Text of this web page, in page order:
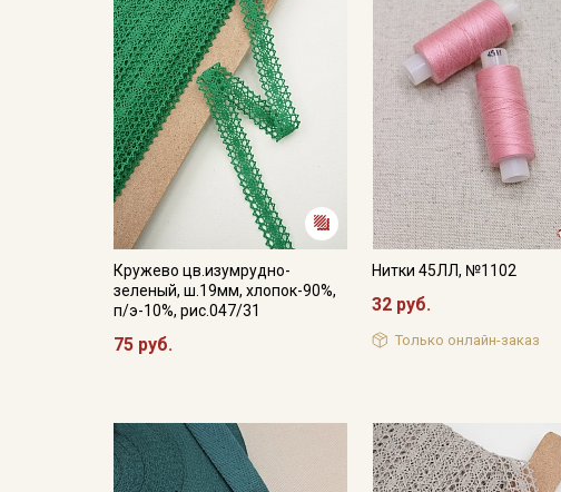
Кружево цв.изумрудно-
зеленый, ш.19мм, хлопок-90%,
п/э-10%, рис.047/31
75 руб.
Нитки 45ЛЛ, №1102
32 руб.
Только онлайн-заказ